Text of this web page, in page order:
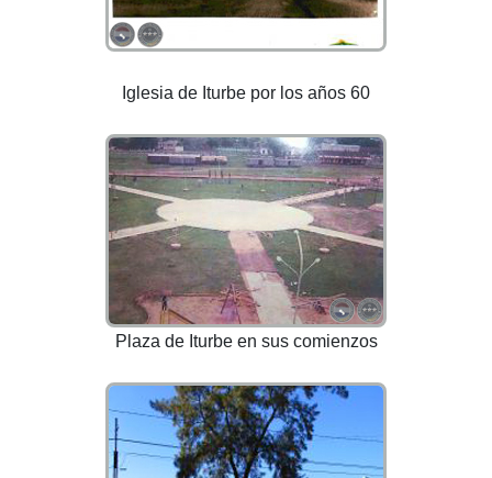
Iglesia de Iturbe por los años 60
Plaza de Iturbe en sus comienzos